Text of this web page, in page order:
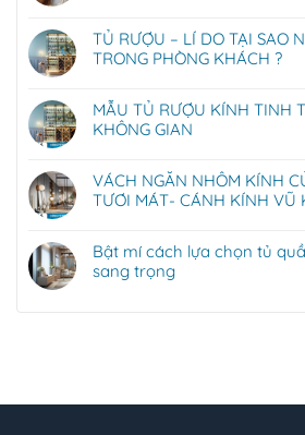
TỦ RƯỢU – LÍ DO TẠI SAO
TRONG PHÒNG KHÁCH ?
MẪU TỦ RƯỢU KÍNH TINH
KHÔNG GIAN
VÁCH NGĂN NHÔM KÍNH
TƯƠI MÁT- CÁNH KÍNH VŨ
Bật mí cách lựa chọn tủ
sang trọng